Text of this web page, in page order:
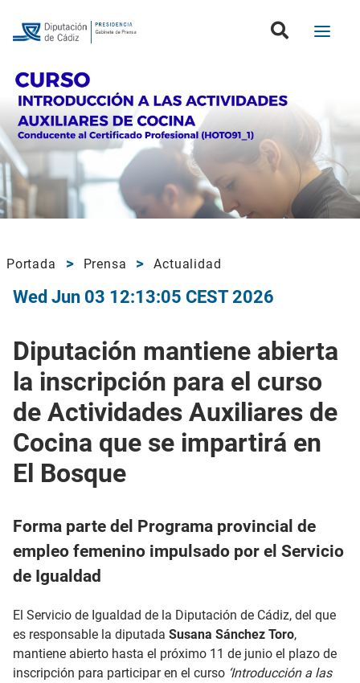
Portada Prensa Actualidad
Wed Jun 03 12:13:05 CEST 2026
Diputación mantiene abierta
la inscripción para el curso
de Actividades Auxiliares de
Cocina que se impartirá en
El Bosque
Forma parte del Programa provincial de
empleo femenino impulsado por el Servicio
de Igualdad
El Servicio de Igualdad de la Diputación de Cádiz, del que
es responsable la diputada Susana Sánchez Toro,
mantiene abierto hasta el próximo 11 de junio el plazo de
inscripción para participar en el curso ‘Introducción a las